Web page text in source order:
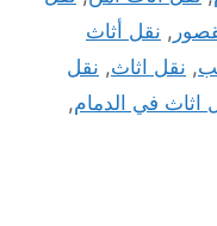
, نقل أثاث
, نقل اثاث, نقل
اثاث في الدمام,